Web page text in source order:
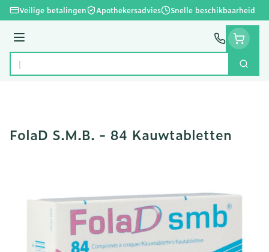
Ga naar de inhoud
Veilige betalingen Apothekersadvies Snelle beschikbaarheid
Menu
Product, merk, categorie...
Zoek
FolaD S.M.B. - 84 Kauwtabletten